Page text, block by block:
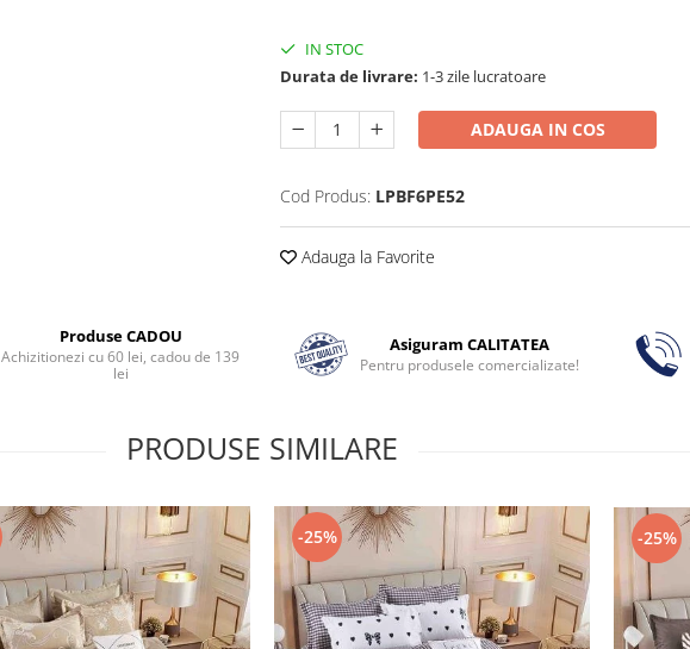
IN STOC
Durata de livrare: 1-3 zile lucratoare
ADAUGA IN COS
Cod Produs: LPBF6PE52
Adauga la Favorite
Produse CADOU
Achizitionezi cu 60 lei, cadou de 139
lei
Asiguram CALITATEA
Pentru produsele comercializate!
PRODUSE SIMILARE
-25% -25%